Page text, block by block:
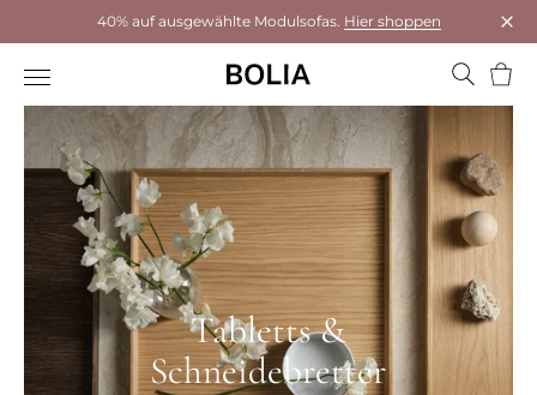
40% auf ausgewählte Modulsofas. Hier shoppen
Tabletts &
Schneidebretter